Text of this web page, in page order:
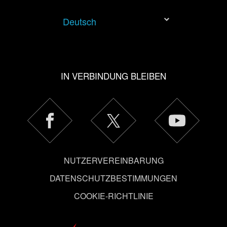
ändern kannst.
Deutsch
IN VERBINDUNG BLEIBEN
NUTZERVEREINBARUNG
DATENSCHUTZBESTIMMUNGEN
COOKIE-RICHTLINIE